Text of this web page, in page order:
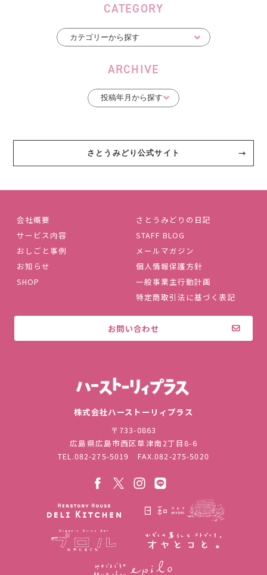
CATEGORY
ARCHIVE
さとうみどり公式サイト
会社概要
サービス内容
おしごと事例
お知らせ
SHOP
さとうみどりの日記
STAFF BLOG
メールマガジン
個人情報保護方針
一般事業主行動計画
特定商取引法に基づく表記
お問い合わせ
株式会社ハーストーリィプラス
〒733-0863
広島県広島市西区草津南2丁目8-6
TEL.082-275-5019 FAX.082-275-5020